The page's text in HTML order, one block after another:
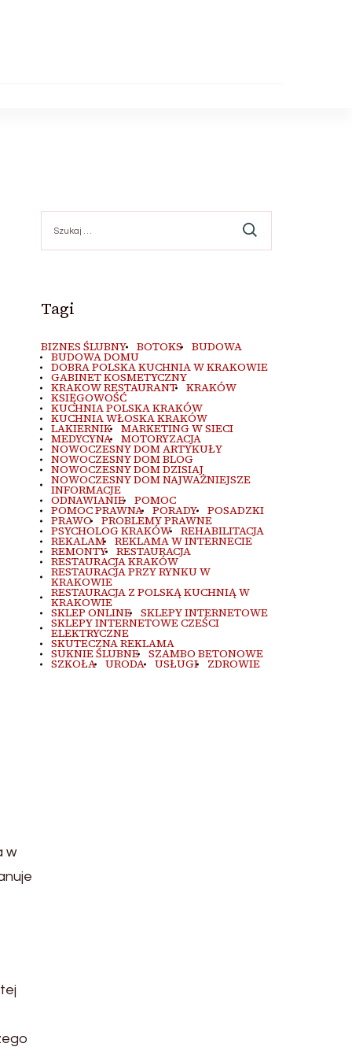
w
Tagi
BIZNES ŚLUBNY BOTOKS BUDOWA
BUDOWA DOMU
DOBRA POLSKA KUCHNIA W KRAKOWIE
GABINET KOSMETYCZNY
KRAKOW RESTAURANT KRAKÓW
KSIĘGOWOŚĆ
KUCHNIA POLSKA KRAKÓW
KUCHNIA WŁOSKA KRAKÓW
LAKIERNIK MARKETING W SIECI
MEDYCYNA MOTORYZACJA
NOWOCZESNY DOM ARTYKUŁY
NOWOCZESNY DOM BLOG
NOWOCZESNY DOM DZISIAJ
NOWOCZESNY DOM NAJWAŻNIEJSZE
INFORMACJE
ODNAWIANIE POMOC
POMOC PRAWNA PORADY POSADZKI
PRAWO PROBLEMY PRAWNE
PSYCHOLOG KRAKÓW REHABILITACJA
REKALAM REKLAMA W INTERNECIE
REMONTY RESTAURACJA
RESTAURACJA KRAKÓW
RESTAURACJA PRZY RYNKU W
KRAKOWIE
RESTAURACJA Z POLSKĄ KUCHNIĄ W
KRAKOWIE
SKLEP ONLINE SKLEPY INTERNETOWE
SKLEPY INTERNETOWE CZEŚCI
ELEKTRYCZNE
SKUTECZNA REKLAMA
SUKNIE ŚLUBNE SZAMBO BETONOWE
SZKOŁA URODA USŁUGI ZDROWIE